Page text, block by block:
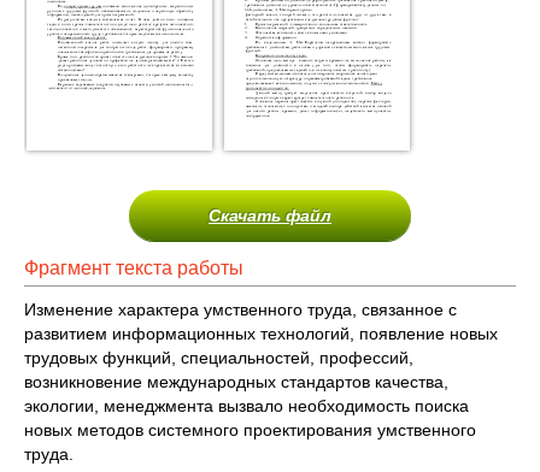
Скачать файл
Фрагмент текста работы
Изменение характера умственного труда, связанное с
развитием информационных технологий, появление новых
трудовых функций, специальностей, профессий,
возникновение международных стандартов качества,
экологии, менеджмента вызвало необходимость поиска
новых методов системного проектирования умственного
труда.